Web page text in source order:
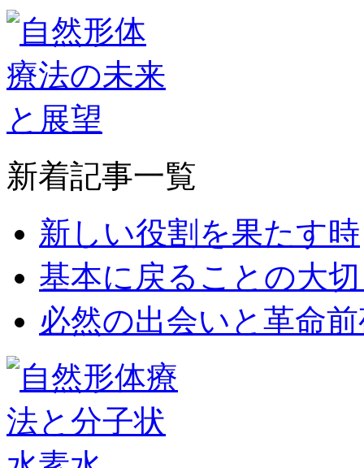
新着記事一覧
新しい役割を果たす時
基本に戻ることの大
必然の出会いと革命